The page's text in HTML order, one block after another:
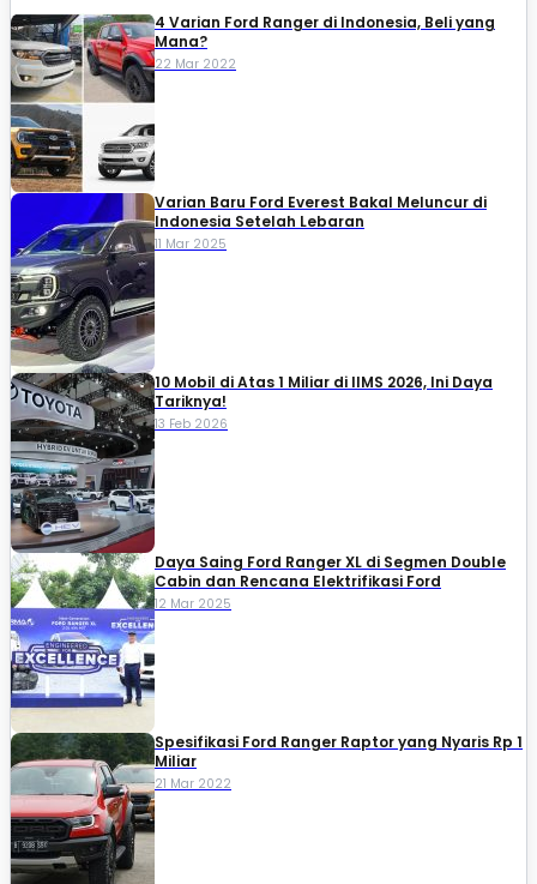
4 Varian Ford Ranger di Indonesia, Beli yang
Mana?
22 Mar 2022
Varian Baru Ford Everest Bakal Meluncur di
Indonesia Setelah Lebaran
11 Mar 2025
10 Mobil di Atas 1 Miliar di IIMS 2026, Ini Daya
Tariknya!
13 Feb 2026
Daya Saing Ford Ranger XL di Segmen Double
Cabin dan Rencana Elektrifikasi Ford
12 Mar 2025
Spesifikasi Ford Ranger Raptor yang Nyaris Rp 1
Miliar
21 Mar 2022